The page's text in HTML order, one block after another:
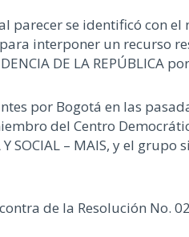
al parecer se identificó con
interponer un recurso
DE LA REPÚBLICA
por Bogotá en las
del Centro
SOCIAL – MAIS, y el
de la Resolución No.